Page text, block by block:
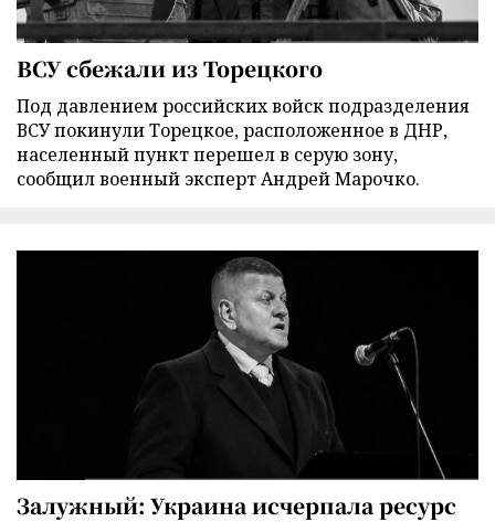
ВСУ сбежали из Торецкого
Под давлением российских войск подразделения
ВСУ покинули Торецкое, расположенное в ДНР,
населенный пункт перешел в серую зону,
сообщил военный эксперт Андрей Марочко.
Залужный: Украина исчерпала ресурс